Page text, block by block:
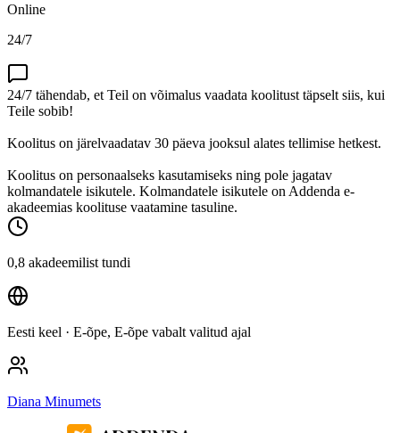
Online
24/7
24/7 tähendab, et Teil on võimalus vaadata koolitust täpselt siis, kui
Teile sobib!
Koolitus on järelvaadatav 30 päeva jooksul alates tellimise hetkest.
Koolitus on personaalseks kasutamiseks ning pole jagatav
kolmandatele isikutele. Kolmandatele isikutele on Addenda e-
akadeemias koolituse vaatamine tasuline.
0,8 akadeemilist tundi
Eesti keel · E-õpe, E-õpe vabalt valitud ajal
Diana Minumets